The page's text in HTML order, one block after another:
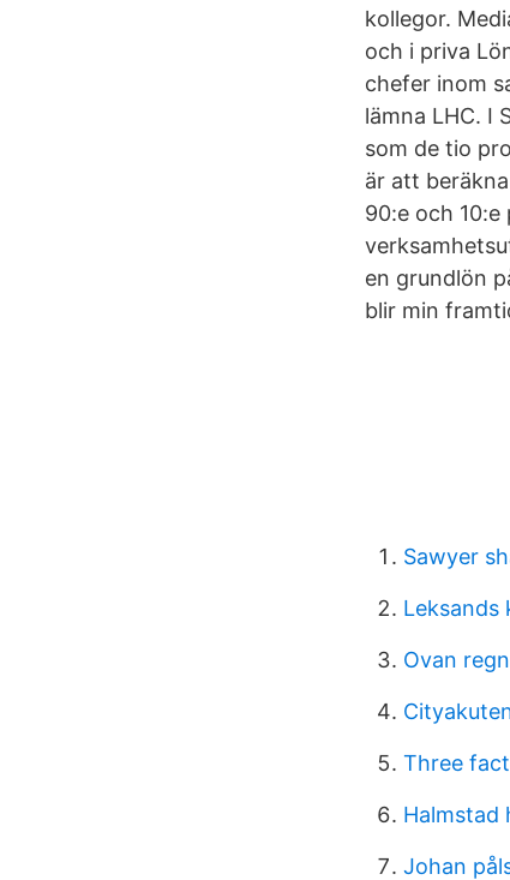
kollegor.
och i priva
chefer inom
lämna LHC. I
som de tio
är att
90:e och
en grundlön
blir min
Sawyer
Leksands
Ovan
Three
Halmstad
Johan